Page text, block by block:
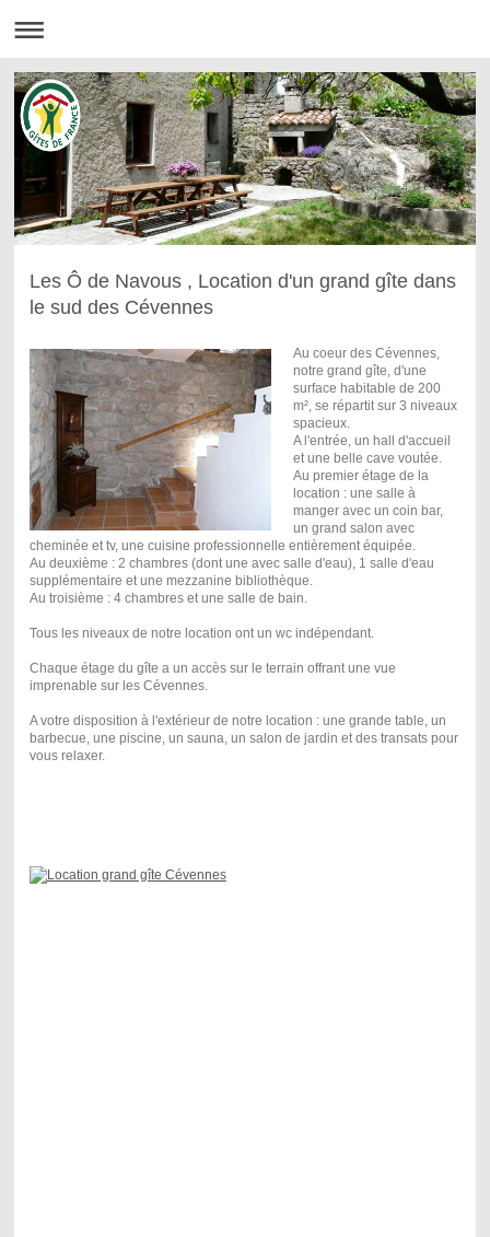
Les Ô de Navous , Location d'un grand gîte dans
le sud des Cévennes
Au coeur des Cévennes,
notre grand gîte, d'une
surface habitable de 200
m², se répartit sur 3 niveaux
spacieux.
A l'entrée, un hall d'accueil
et une belle cave voutée.
Au premier étage de la
location : une salle à
manger avec un coin bar,
un grand salon avec
cheminée et tv, une cuisine professionnelle entièrement équipée.
Au deuxième : 2 chambres (dont une avec salle d'eau), 1 salle d'eau
supplémentaire et une mezzanine bibliothèque.
Au troisième : 4 chambres et une salle de bain.
Tous les niveaux de notre location ont un wc indépendant.
Chaque étage du gîte a un accès sur le terrain offrant une vue
imprenable sur les Cévennes.
A votre disposition à l'extérieur de notre location : une grande table, un
barbecue, une piscine, un sauna, un salon de jardin et des transats pour
vous relaxer.